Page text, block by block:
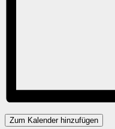
Zum Kalender hinzufügen